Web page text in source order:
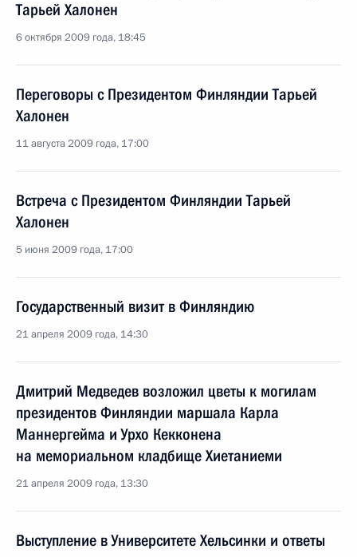
Тарьей Халонен
6 октября 2009 года, 18:45
Переговоры с Президентом Финляндии Тарьей
Халонен
11 августа 2009 года, 17:00
Встреча с Президентом Финляндии Тарьей
Халонен
5 июня 2009 года, 17:00
Государственный визит в Финляндию
21 апреля 2009 года, 14:30
Дмитрий Медведев возложил цветы к могилам
президентов Финляндии маршала Карла
Маннергейма и Урхо Кекконена
на мемориальном кладбище Хиетаниеми
21 апреля 2009 года, 13:30
Выступление в Университете Хельсинки и ответы